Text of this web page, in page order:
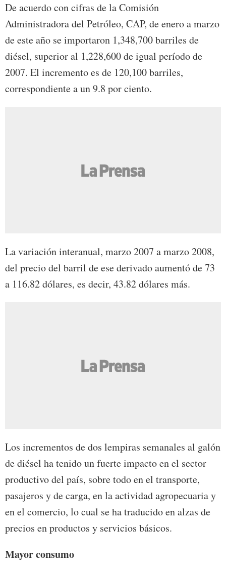
De acuerdo con cifras de la Comisión
Administradora del Petróleo, CAP, de enero a marzo
de este año se importaron 1,348,700 barriles de
diésel, superior al 1,228,600 de igual período de
2007. El incremento es de 120,100 barriles,
correspondiente a un 9.8 por ciento.
La variación interanual, marzo 2007 a marzo 2008,
del precio del barril de ese derivado aumentó de 73
a 116.82 dólares, es decir, 43.82 dólares más.
Los incrementos de dos lempiras semanales al galón
de diésel ha tenido un fuerte impacto en el sector
productivo del país, sobre todo en el transporte,
pasajeros y de carga, en la actividad agropecuaria y
en el comercio, lo cual se ha traducido en alzas de
precios en productos y servicios básicos.
Mayor consumo